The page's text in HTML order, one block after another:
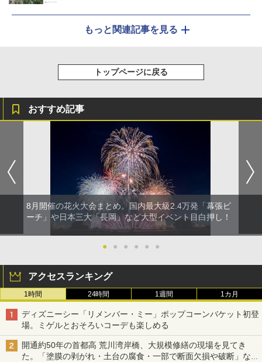
もっと関連記事を見る
トップページに戻る
おすすめ記事
8月開催の花火大会まとめ。国内最大級2.4万発「幕張ビ
ーチ」や日本三大「長岡」など大型イベント目白押し！
● ● ● ● ● ●
アクセスランキング
1時間 24時間 1週間 1カ月
ディズニーシー「リメンバー・ミー」ポップコーンバケット初登
場。ミゲルとおそろいコーデも楽しめる
開通約50年の首都高 荒川湾岸橋、大規模修繕の現場を見てき
た。「塗膜の剥がれ・土台の腐食・一部で断面欠損や破断」など